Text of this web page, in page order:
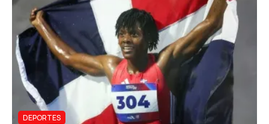
DEPORTES